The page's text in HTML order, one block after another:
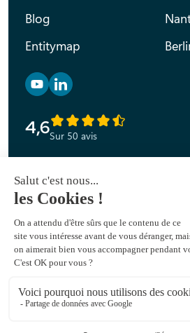
Blog
Entitymap
Retrouvez nous sur YouTube
Retrouvez nous sur
4,6Sur 50 avis
Déclaration d’accessibilité
Mentions légales
Politique de confidentialité
Plan du site
© 2026 Peak Ace.